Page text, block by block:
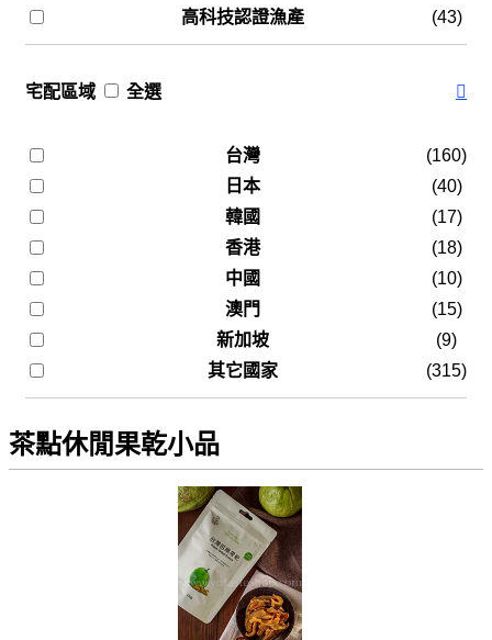
高科技認證漁產
(43)
宅配區域 全選
台灣
(160)
日本
(40)
韓國
(17)
香港
(18)
中國
(10)
澳門
(15)
新加坡
(9)
其它國家
(315)
茶點休閒果乾小品